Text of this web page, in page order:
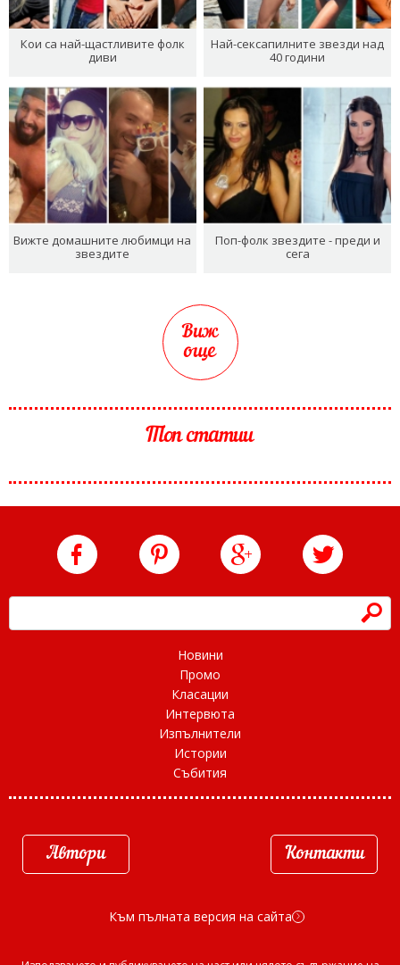
Кои са най-щастливите фолк
диви
Най-сексапилните звезди над
40 години
Вижте домашните любимци на
звездите
Поп-фолк звездите - преди и
сега
Виж
още
Топ статии
h
Новини
Промо
Класации
Интервюта
Изпълнители
Истории
Събития
Автори Контакти
Към пълната версия на сайта d